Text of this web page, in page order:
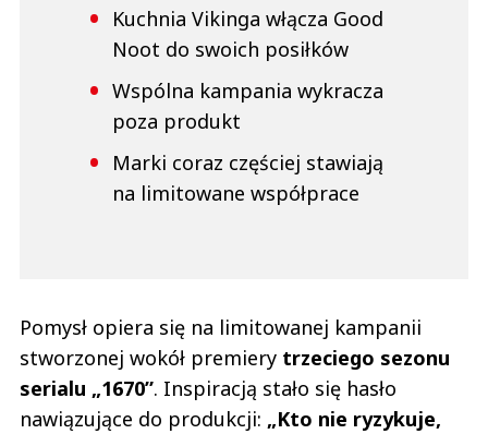
Kuchnia Vikinga włącza Good
Noot do swoich posiłków
Wspólna kampania wykracza
poza produkt
Marki coraz częściej stawiają
na limitowane współprace
Pomysł opiera się na limitowanej kampanii
stworzonej wokół premiery trzeciego sezonu
serialu „1670”. Inspiracją stało się hasło
nawiązujące do produkcji: „Kto nie ryzykuje,